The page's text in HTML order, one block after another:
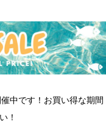
中です！お買い得な期間
！